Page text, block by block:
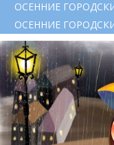
ОСЕННИЕ
ОСЕННИЕ